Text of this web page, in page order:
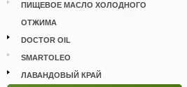
ПИЩЕВОЕ МАСЛО ХОЛОДНОГО
ОТЖИМА
DOCTOR OIL
SMARTOLEO
ЛАВАНДОВЫЙ КРАЙ